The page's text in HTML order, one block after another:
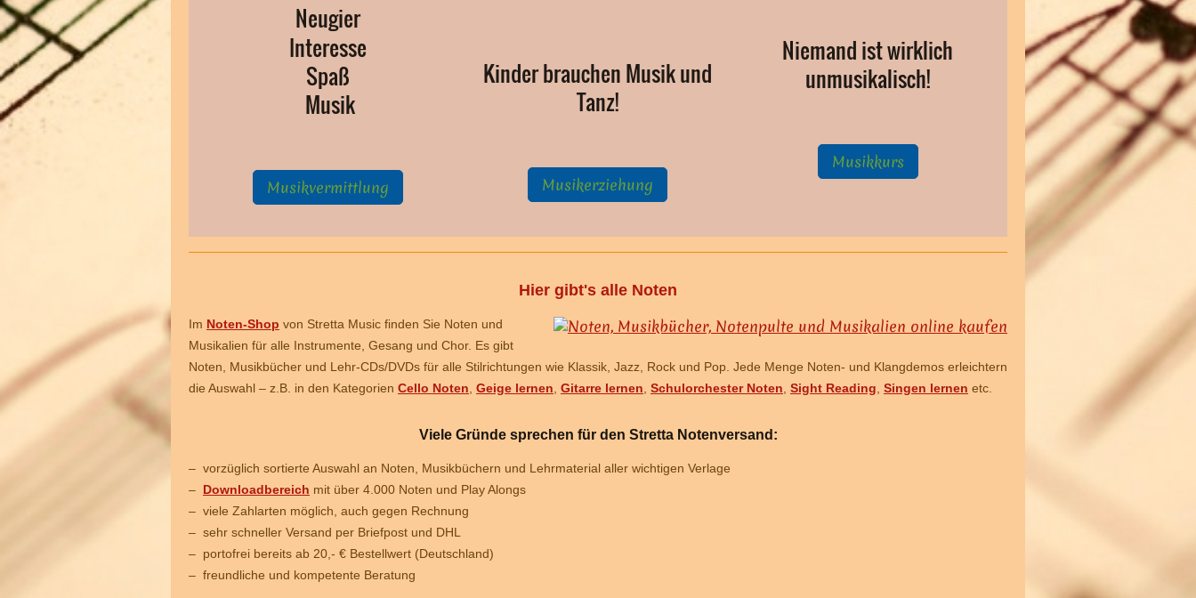
Neugier
Interesse
Spaß
Musik
Musikvermittlung
Kinder brauchen Musik und
Tanz!
Musikerziehung
Niemand ist wirklich
unmusikalisch!
Musikkurs
Hier gibt's alle Noten
Im Noten-Shop von Stretta Music finden Sie Noten und
Musikalien für alle Instrumente, Gesang und Chor. Es gibt
Noten, Musikbücher und Lehr-CDs/DVDs für alle Stilrichtungen wie Klassik, Jazz, Rock und Pop. Jede Menge Noten- und Klangdemos erleichtern
die Auswahl – z.B. in den Kategorien Cello Noten Geige lernen Gitarre lernen Schulorchester Noten Sight Reading Singen lernen etc.
Viele Gründe sprechen für den Stretta Notenversand:
– vorzüglich sortierte Auswahl an Noten, Musikbüchern und Lehrmaterial aller wichtigen Verlage
– Downloadbereich mit über 4.000 Noten und Play Alongs
– viele Zahlarten möglich, auch gegen Rechnung
– sehr schneller Versand per Briefpost und DHL
– portofrei bereits ab 20,- € Bestellwert (Deutschland)
– freundliche und kompetente Beratung